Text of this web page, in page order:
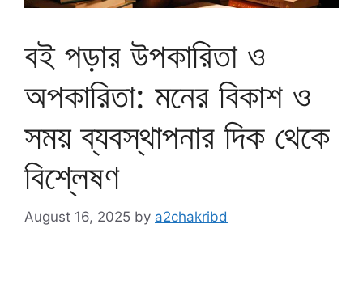
বই পড়ার উপকারিতা ও
অপকারিতা: মনের বিকাশ ও
সময় ব্যবস্থাপনার দিক থেকে
বিশ্লেষণ
August 16, 2025 by a2chakribd